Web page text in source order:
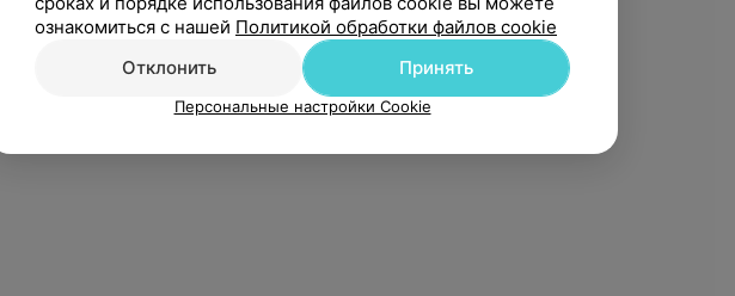
ознакомиться с нашей Политикой обработки файлов cookie
Отклонить
Принять
Персональные настройки Cookie